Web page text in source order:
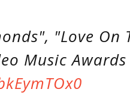
"Love
Music